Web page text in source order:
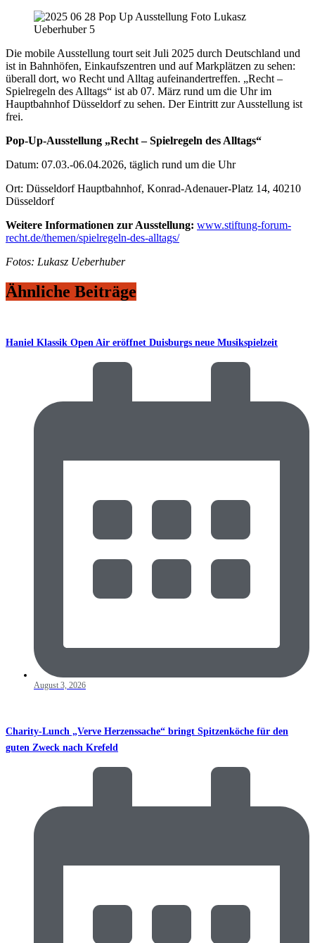
Die mobile Ausstellung tourt seit Juli 2025 durch Deutschland und
ist in Bahnhöfen, Einkaufszentren und auf Markplätzen zu sehen:
überall dort, wo Recht und Alltag aufeinandertreffen. „Recht –
Spielregeln des Alltags“ ist ab 07. März rund um die Uhr im
Hauptbahnhof Düsseldorf zu sehen. Der Eintritt zur Ausstellung ist
frei.
Pop-Up-Ausstellung „Recht – Spielregeln des Alltags“
Datum: 07.03.-06.04.2026, täglich rund um die Uhr
Ort: Düsseldorf Hauptbahnhof, Konrad-Adenauer-Platz 14, 40210
Düsseldorf
Weitere Informationen zur Ausstellung: www.stiftung-forum-
recht.de/themen/spielregeln-des-alltags/
Fotos: Lukasz Ueberhuber
Ähnliche Beiträge
Haniel Klassik Open Air eröffnet Duisburgs neue Musikspielzeit
August 3, 2026
Charity-Lunch „Verve Herzenssache“ bringt Spitzenköche für den
guten Zweck nach Krefeld